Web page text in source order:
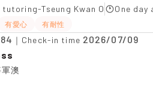
tutoring-Tseung Kwan O One day
有愛心 有耐性
｜Check-in time 2026/07/09
澳